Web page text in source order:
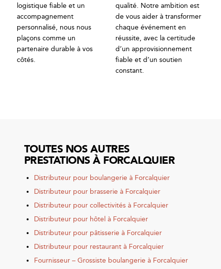
logistique fiable et un
accompagnement
personnalisé, nous nous
plaçons comme un
partenaire durable à vos
côtés.
qualité. Notre ambition est
de vous aider à transformer
chaque événement en
réussite, avec la certitude
d’un approvisionnement
fiable et d’un soutien
constant.
TOUTES NOS AUTRES
PRESTATIONS À FORCALQUIER
Distributeur pour boulangerie à Forcalquier
Distributeur pour brasserie à Forcalquier
Distributeur pour collectivités à Forcalquier
Distributeur pour hôtel à Forcalquier
Distributeur pour pâtisserie à Forcalquier
Distributeur pour restaurant à Forcalquier
Fournisseur – Grossiste boulangerie à Forcalquier